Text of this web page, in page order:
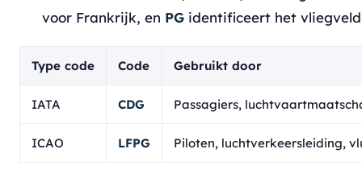
voor Frankrijk, en PG identificeert het
Type code Code Gebruikt door
IATA CDG Passagiers,
ICAO LFPG Piloten, luchtverkeersleiding,